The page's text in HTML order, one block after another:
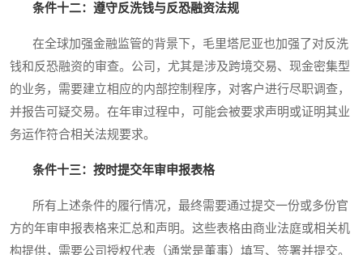
条件十二：遵守反洗钱与反恐融资法规
在全球加强金融监管的背景下，毛里塔尼亚也加强了对反洗
钱和反恐融资的审查。公司，尤其是涉及跨境交易、现金密集型
的业务，需要建立相应的内部控制程序，对客户进行尽职调查，
并报告可疑交易。在年审过程中，可能会被要求声明或证明其业
务运作符合相关法规要求。
条件十三：按时提交年审申报表格
所有上述条件的履行情况，最终需要通过提交一份或多份官
方的年审申报表格来汇总和声明。这些表格由商业法庭或相关机
构提供，需要公司授权代表（通常是董事）填写、签署并提交。